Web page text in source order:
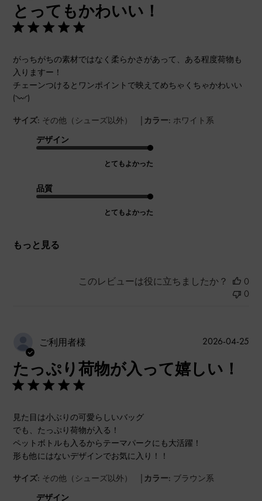
とってもかわいい！
がっちがちの素材ではなく柔らかさがあって、ある程度荷物も
入りますー！
チェーンつけるとワンポイントで映えてめちゃくちゃかわいい
(◝𖥦◜)
サイズ: その他（シューズ以外） | カラー: ホワイト系
デザイン
とてもよかった
品質
とてもよかった
もっと見る
このレビューは役に立ちましたか？
0
0
ご利用者様
たっぷり荷物が入って嬉しい！
見た目は小ぶりの可愛らしいバッグ
でも、たっぷり荷物が入る！
ペットボトルも入るからテーマパークにも大活躍！
形も他にはないデザインでお気に入り！！
サイズ: その他（シューズ以外） | カラー: ブラウン系
デザイン
公
2026-04-25